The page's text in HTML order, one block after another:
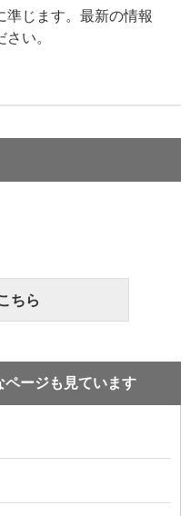
準じます。最新の情報
い。
ちら
ページも見ています